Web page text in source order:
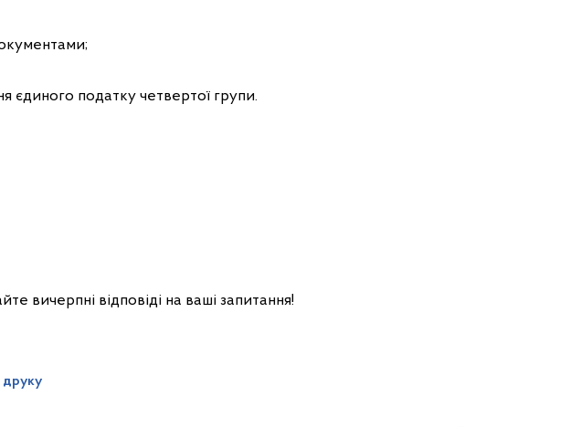
єдиного податку четвертої групи.
вичерпні відповіді на ваші запитання!
друку